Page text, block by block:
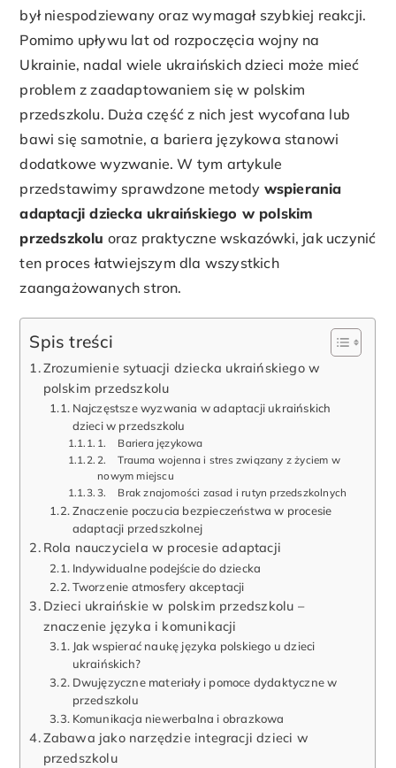
był niespodziewany oraz wymagał szybkiej reakcji.
Pomimo upływu lat od rozpoczęcia wojny na
Ukrainie, nadal wiele ukraińskich dzieci może mieć
problem z zaadaptowaniem się w polskim
przedszkolu. Duża część z nich jest wycofana lub
bawi się samotnie, a bariera językowa stanowi
dodatkowe wyzwanie. W tym artykule
przedstawimy sprawdzone metody wspierania
adaptacji dziecka ukraińskiego w polskim
przedszkolu oraz praktyczne wskazówki, jak uczynić
ten proces łatwiejszym dla wszystkich
zaangażowanych stron.
Spis treści
Zrozumienie sytuacji dziecka ukraińskiego w
polskim przedszkolu
Najczęstsze wyzwania w adaptacji ukraińskich
dzieci w przedszkolu
1. Bariera językowa
2. Trauma wojenna i stres związany z życiem w
nowym miejscu
3. Brak znajomości zasad i rutyn przedszkolnych
Znaczenie poczucia bezpieczeństwa w procesie
adaptacji przedszkolnej
Rola nauczyciela w procesie adaptacji
Indywidualne podejście do dziecka
Tworzenie atmosfery akceptacji
Dzieci ukraińskie w polskim przedszkolu –
znaczenie języka i komunikacji
Jak wspierać naukę języka polskiego u dzieci
ukraińskich?
Dwujęzyczne materiały i pomoce dydaktyczne w
przedszkolu
Komunikacja niewerbalna i obrazkowa
Zabawa jako narzędzie integracji dzieci w
przedszkolu